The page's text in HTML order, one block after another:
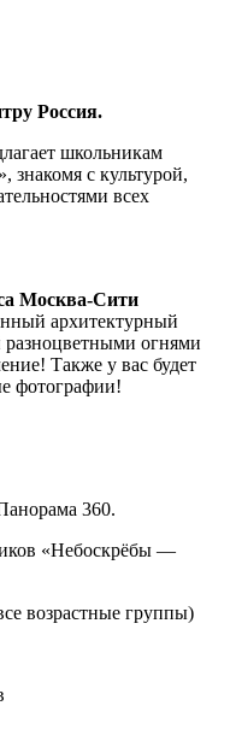
Россия.
школьникам
знакомя с культурой,
всех
Москва-Сити
архитектурный
огнями
Также у вас будет
фотографии!
360.
«Небоскрёбы —
возрастные группы)